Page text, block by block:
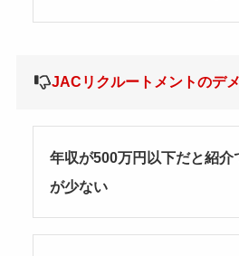
JACリクルートメントのデ
年収が500万円以下だと紹介
が少ない